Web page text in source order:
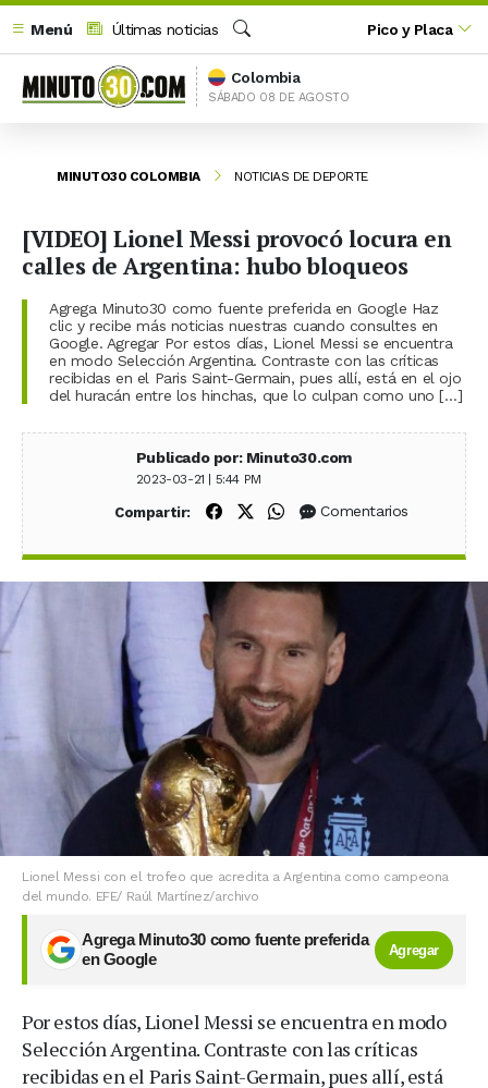
Menú
Últimas noticias
Buscar
Pico y Placa
Colombia
SÁBADO 08 DE AGOSTO
MINUTO30 COLOMBIA NOTICIAS DE DEPORTE
[VIDEO] Lionel Messi provocó locura en
calles de Argentina: hubo bloqueos
Agrega Minuto30 como fuente preferida en Google Haz
clic y recibe más noticias nuestras cuando consultes en
Google. Agregar Por estos días, Lionel Messi se encuentra
en modo Selección Argentina. Contraste con las críticas
recibidas en el Paris Saint-Germain, pues allí, está en el ojo
del huracán entre los hinchas, que lo culpan como uno […]
Publicado por: Minuto30.com
2023-03-21 | 5:44 PM
Compartir: Compartir en Facebook
Compartir en X (Twitter)
Compartir en WhatsApp
Comentarios
Lionel Messi con el trofeo que acredita a Argentina como campeona
del mundo. EFE/ Raúl Martínez/archivo
Agrega Minuto30 como fuente preferida
en Google
Agregar
Por estos días, Lionel Messi se encuentra en modo
Selección Argentina. Contraste con las críticas
recibidas en el Paris Saint-Germain, pues allí, está